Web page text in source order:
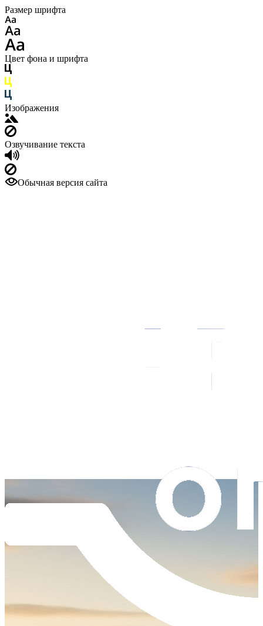
Размер шрифта
Цвет фона и шрифта
Изображения
Озвучивание текста
Обычная версия сайта